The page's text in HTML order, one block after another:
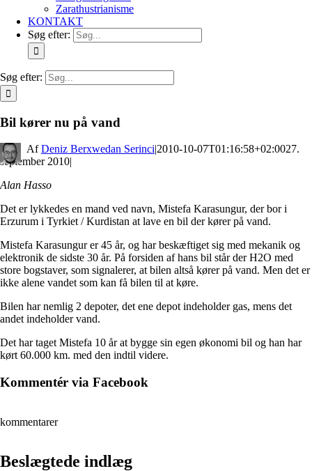
Zarathustrianisme
KONTAKT
Søg efter:
Søg efter:
Bil kører nu på vand
By Deniz Berxwedan Serinci|2010-10-07T01:16:58+02:0027.
september 2010|
Alan Hasso
Det er lykkedes en mand ved navn, Mistefa Karasungur, der bor i
Erzurum i Tyrkiet / Kurdistan at lave en bil der kører på vand.
Mistefa Karasungur er 45 år, og har beskæftiget sig med mekanik og
elektronik de sidste 30 år. På forsiden af hans bil står der H2O med
store bogstaver, som signalerer, at bilen altså kører på vand. Men det er
ikke alene vandet som kan få bilen til at køre.
Bilen har nemlig 2 depoter, det ene depot indeholder gas, mens det
andet indeholder vand.
Det har taget Mistefa 10 år at bygge sin egen økonomi bil og han har
kørt 60.000 km. med den indtil videre.
Kommentér via Facebook
kommentarer
Beslægtede indlæg